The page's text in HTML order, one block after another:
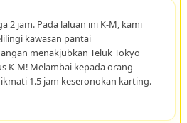
2 jam. Pada laluan ini K-M, kami
kawasan pantai
menakjubkan Teluk Tokyo
K-M! Melambai kepada orang
1.5 jam keseronokan karting.